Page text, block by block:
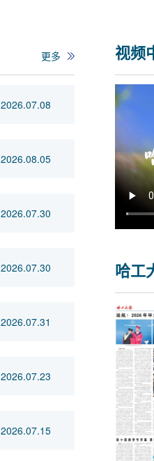
更多
2026.07.08
2026.08.05
2026.07.30
2026.07.30
2026.07.31
2026.07.23
2026.07.15
视频
哈工